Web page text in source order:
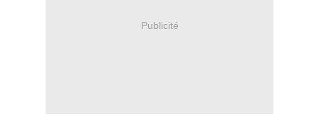
Publicité